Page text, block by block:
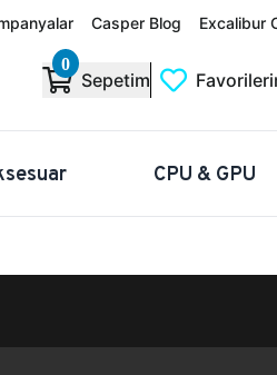
Casper Blog Excalibur
0
Sepetim
CPU & GPU